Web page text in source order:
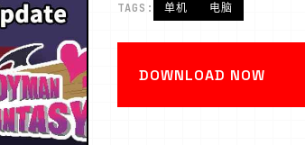
TAGS: 单机 电脑
DOWNLOAD NOW